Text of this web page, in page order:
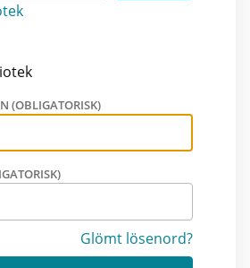
(OBLIGATORISK)
Glömt lösenord?